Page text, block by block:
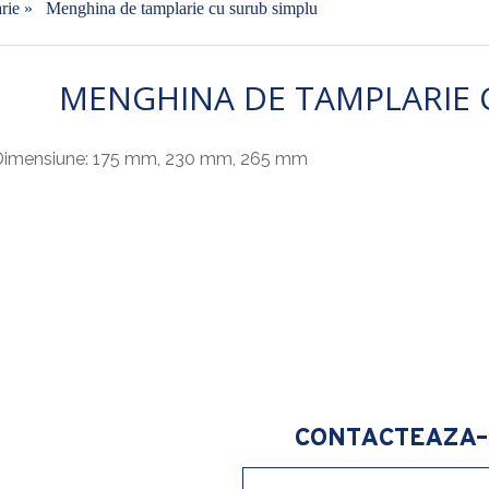
» Menghina de tamplarie cu surub simplu
MENGHINA DE TAMPLARIE
175 mm, 230 mm, 265 mm